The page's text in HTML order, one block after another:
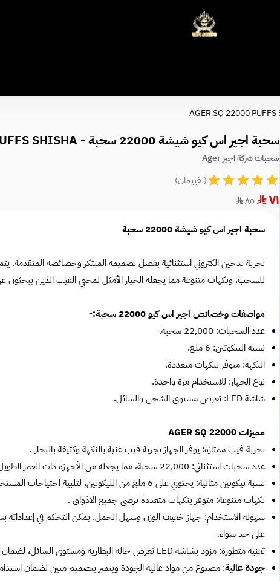
وكلاء الفيب - معتمد في السعودية
سحبة اجير اس كيو شيشة 22000 سحبة - AGER SQ 22000 PUFFS SHISHA
سحبات شركة اجير Ager
(تقييمان)
٧١ ٨٥
سحبة اجير اس كيو شيشة 22000 سحبة
تجربة تدخين الكتروني استثنائية بفضل تصميمه المبتكر وخصائصه المتقدمة.
للسحب، ونكهات متنوعة مما يجعله الخيار الأمثل لمحبي الفيب الذين يبحثون
مواصفات وخصائص اجير اس كيو 22000 سحبة:-
عدد السحبات: 22,000 سحبة.
نسبة النيكوتين: 6 ملغ.
النكهة: متوفر بنكهات متعددة.
نوع الجهاز: للاستخدام مرة واحدة.
شاشة LED: تعرض مستوى الشحن والسائل.
مميزات AGER SQ 22000
تجربة فيب ممتازة: يوفر الجهاز تجربة فيب غنية بالنكهة وكثيفة بالبخار .
عدد سحبات استثنائي: 22,000 سحبة، مما يجعله من الأجهزة ذات العمر الطويل والتي تدوم طويلا.
نسبة نيكوتين مثالية: يحتوي على 6 ملغ من النيكوتين، لتلبية احتياجات المستخدمين الذين يفضلون مستوى نيكوتين متوسطاً.
نكهات متنوعة: متوفر بنكهات متعددة ترضي جميع الاذواق .
سهولة الاستخدام: جهاز خفيف الوزن وسهل الحمل. يمكن التحكم في إعداداته
على حد سواء.
تقنية متطورة: مزود بشاشة LED تعرض حالة البطارية ومستوى السائل، لضمان مراقبة سهلة وأداء مستمر.
جودة عالية: مصنوع من مواد عالية الجودة ويتميز بتصميم متين لضمان